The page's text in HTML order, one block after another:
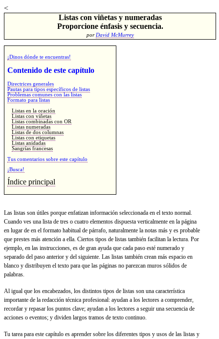
<
Listas con viñetas y numeradas
Proporcione énfasis y secuencia.
por David McMurrey
¡Dinos dónde te encuentras!
Contenido de este capítulo
Directrices generales
Pautas para tipos específicos de listas
Problemas comunes con las listas
Formato para listas
Listas en la oración
Listas con viñetas
Listas combinadas con OR
Listas numeradas
Listas de dos columnas
Listas con etiquetas
Listas anidadas
Sangrías francesas
Tus comentarios sobre este capítulo
¡Busca!
Índice principal
Las listas son útiles porque enfatizan información seleccionada en el texto normal.
Cuando ves una lista de tres o cuatro elementos dispuesta verticalmente en la página
en lugar de en el formato habitual de párrafo, naturalmente la notas más y es probable
que prestes más atención a ella. Ciertos tipos de listas también facilitan la lectura. Por
ejemplo, en las instrucciones, es de gran ayuda que cada paso esté numerado y
separado del paso anterior y del siguiente. Las listas también crean más espacio en
blanco y distribuyen el texto para que las páginas no parezcan muros sólidos de
palabras.
Al igual que los encabezados, los distintos tipos de listas son una característica
importante de la redacción técnica profesional: ayudan a los lectores a comprender,
recordar y repasar los puntos clave; ayudan a los lectores a seguir una secuencia de
acciones o eventos; y dividen largos tramos de texto continuo.
Tu tarea para este capítulo es aprender sobre los diferentes tipos y usos de las listas y